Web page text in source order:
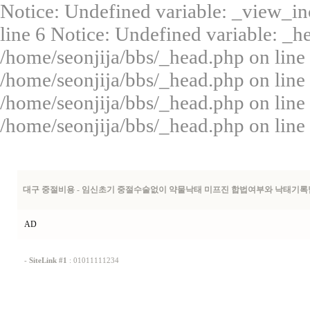
Notice: Undefined variable:
line 6 Notice: Undefined variable:
/home/seonjija/bbs/_head.php on
/home/seonjija/bbs/_head.php on
/home/seonjija/bbs/_head.php on
/home/seonjija/bbs/_head.php on
대구 중절비용 - 임신초기 중절수술없이 약물낙태 미프진 합법여부와 낙태기
AD
- SiteLink #1 : 01011111234